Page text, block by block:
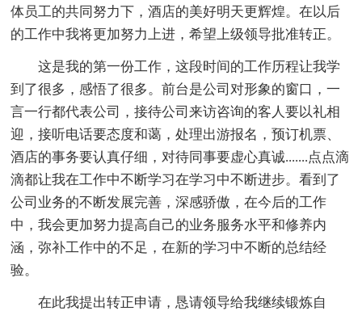
体员工的共同努力下，酒店的美好明天更辉煌。在以后
的工作中我将更加努力上进，希望上级领导批准转正。
这是我的第一份工作，这段时间的工作历程让我学
到了很多，感悟了很多。前台是公司对形象的窗口，一
言一行都代表公司，接待公司来访咨询的客人要以礼相
迎，接听电话要态度和蔼，处理出游报名，预订机票、
酒店的事务要认真仔细，对待同事要虚心真诚.......点点滴
滴都让我在工作中不断学习在学习中不断进步。看到了
公司业务的不断发展完善，深感骄傲，在今后的工作
中，我会更加努力提高自己的业务服务水平和修养内
涵，弥补工作中的不足，在新的学习中不断的总结经
验。
在此我提出转正申请，恳请领导给我继续锻炼自